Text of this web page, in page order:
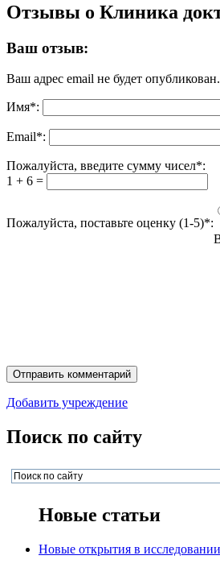
Отзывы о Клиника
Ваш отзыв:
Ваш адрес email не будет опубликован.
Имя*:
Email*:
Пожалуйста, введите сумму чисел*:
1 + 6 =
Пожалуйста, поставьте оценку (1-5)*:
Добавить учреждение
Поиск по сайту
Новые статьи
Новые открытия в